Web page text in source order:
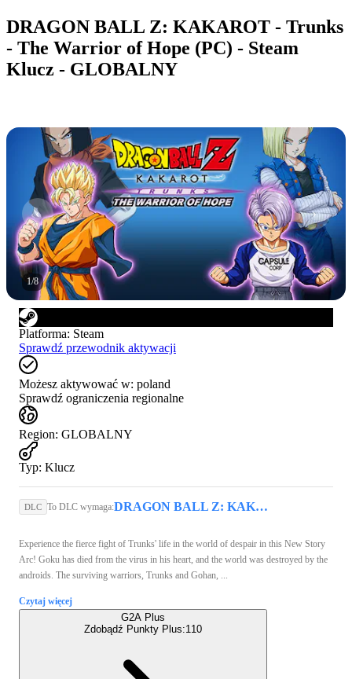
DRAGON BALL Z: KAKAROT - Trunks
- The Warrior of Hope (PC) - Steam
Klucz - GLOBALNY
1/8
Platforma: Steam
Sprawdź przewodnik aktywacji
Możesz aktywować w: poland
Sprawdź ograniczenia regionalne
Region: GLOBALNY
Typ: Klucz
DLC To DLC wymaga: DRAGON BALL Z: KAKAROT (PC) - Steam Key - GLOBAL
Experience the fierce fight of Trunks' life in the world of despair in this New Story
Arc! Goku has died from the virus in his heart, and the world was destroyed by the
androids. The surviving warriors, Trunks and Gohan, ...
Czytaj więcej
G2A Plus
Zdobądź Punkty Plus:110